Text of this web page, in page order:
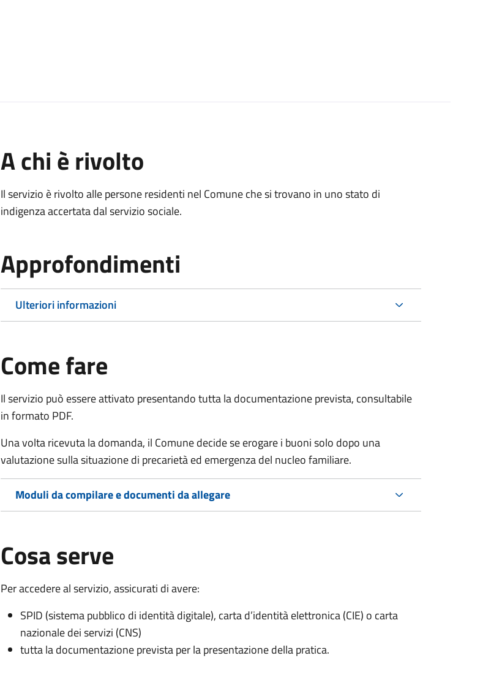
A chi è rivolto
Il servizio è rivolto alle persone residenti nel Comune che si trovano in uno stato di
indigenza accertata dal servizio sociale.
Approfondimenti
Ulteriori informazioni
Come fare
Il servizio può essere attivato presentando tutta la documentazione prevista, consultabile
in formato PDF.
Una volta ricevuta la domanda, il Comune decide se erogare i buoni solo dopo una
valutazione sulla situazione di precarietà ed emergenza del nucleo familiare.
Moduli da compilare e documenti da allegare
Cosa serve
Per accedere al servizio, assicurati di avere:
SPID (sistema pubblico di identità digitale), carta d’identità elettronica (CIE) o carta
nazionale dei servizi (CNS)
tutta la documentazione prevista per la presentazione della pratica.